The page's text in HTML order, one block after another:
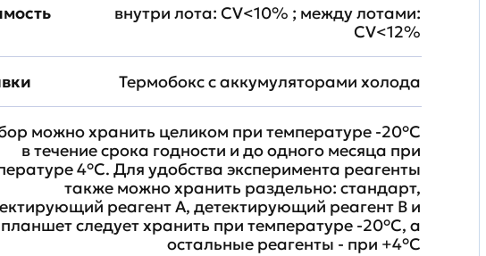
внутри лота: CV<10% ; между лотами:
CV<12%
Термобокс с аккумуляторами холода
можно хранить целиком при температуре -20°C
в течение срока годности и до одного месяца при
4°C. Для удобства эксперимента реагенты
также можно хранить раздельно: стандарт,
реагент A, детектирующий реагент B и
планшет следует хранить при температуре -20°C, а
остальные реагенты - при +4°С